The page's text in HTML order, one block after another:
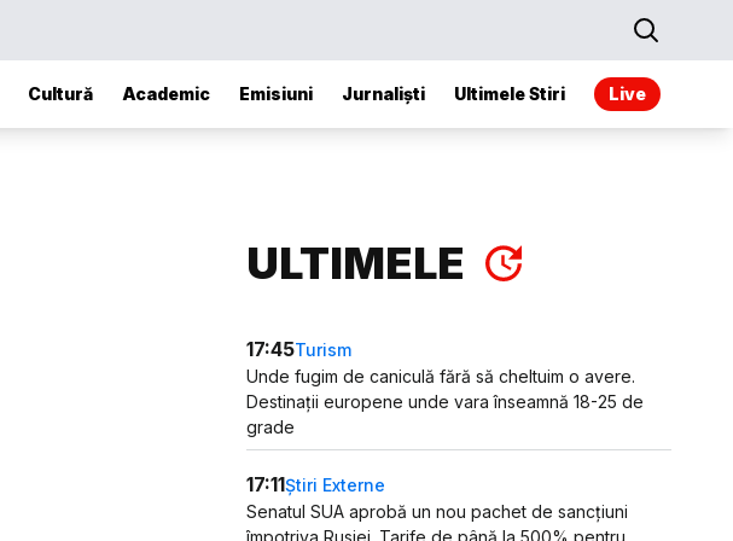
Cultură Academic Emisiuni Jurnaliști Ultimele Stiri Live
ULTIMELE
17:45Turism
Unde fugim de caniculă fără să cheltuim o avere.
Destinații europene unde vara înseamnă 18-25 de
grade
17:11Știri Externe
Senatul SUA aprobă un nou pachet de sancțiuni
împotriva Rusiei. Tarife de până la 500% pentru